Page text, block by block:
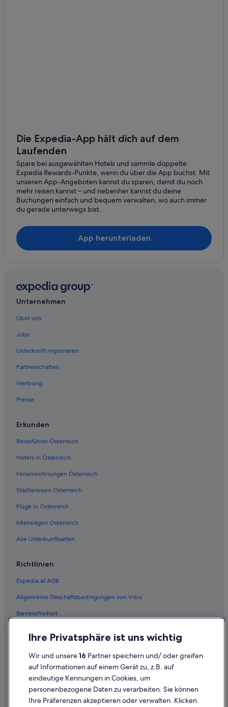
Die Expedia-App hält dich auf dem
Laufenden
Spare bei ausgewählten Hotels und sammle doppelte
Expedia Rewards-Punkte, wenn du über die App buchst. Mit
unseren App-Angeboten kannst du sparen, damit du noch
mehr reisen kannst – und nebenher kannst du deine
Buchungen einfach und bequem verwalten, wo auch immer
du gerade unterwegs bist.
App herunterladen
Unternehmen
Über uns
Jobs
Unterkunft registrieren
Partnerschaften
Werbung
Presse
Erkunden
Reiseführer Österreich
Hotels in Österreich
Ferienwohnungen Österreich
Städtereisen Österreich
Flüge in Österreich
Mietwagen Österreich
Alle Unterkunftsarten
Richtlinien
Expedia.at AGB
Allgemeine Geschäftsbedingungen von Vrbo
Barrierefreiheit
Rechtliche Hinweise/Kontakt
Inhaltsrichtlinien und Melden von Inhalten
Ihre Privatsphäre ist uns wichtig
Wir und unsere16 Partner speichern und/ oder greifen
auf Informationen auf einem Gerät zu, z.B. auf
eindeutige Kennungen in Cookies, um
personenbezogene Daten zu verarbeiten. Sie können
Ihre Präferenzen akzeptieren oder verwalten. Klicken